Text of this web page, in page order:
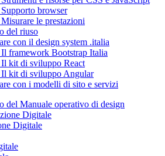
browser
le prestazioni
del riuso
con il design system .italia
framework Bootstrap Italia
kit di sviluppo React
Il kit di sviluppo Angular
con i modelli di sito e servizi
del Manuale operativo di design
Digitale